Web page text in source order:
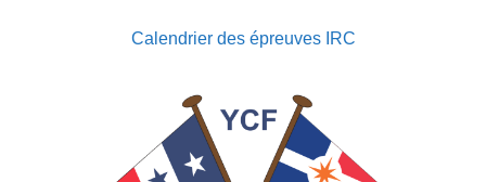
Calendrier des épreuves IRC